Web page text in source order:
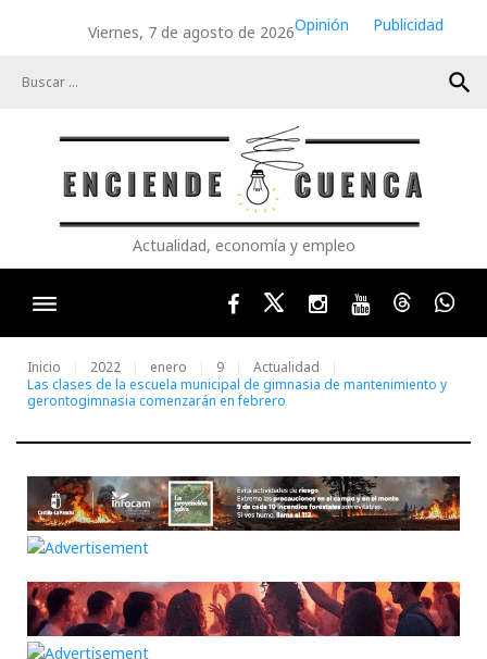
Viernes, 7 de agosto de 2026Opinión
Publicidad
search
Actualidad, economía y empleo
FacebookTwitterInstagram
YoutubeThreads
Inicio 2022 enero 9
Actualidad
Las clases de la escuela municipal de gimnasia de mantenimiento y
gerontogimnasia comenzarán en febrero